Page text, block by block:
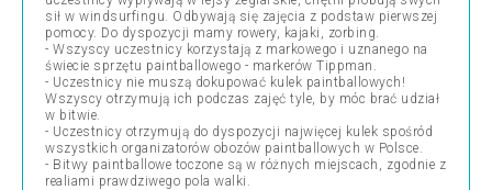
sił w windsurfingu. Odbywają się zajęcia z podstaw pierwszej
pomocy. Do dyspozycji mamy rowery, kajaki, zorbing.
- Wszyscy uczestnicy korzystają z markowego i uznanego na
świecie sprzętu paintballowego - markerów Tippman.
- Uczestnicy nie muszą dokupować kulek paintballowych!
Wszyscy otrzymują ich podczas zajęć tyle, by móc brać udział
w bitwie.
- Uczestnicy otrzymują do dyspozycji najwięcej kulek spośród
wszystkich organizatorów obozów paintballowych w Polsce.
- Bitwy paintballowe toczone są w różnych miejscach, zgodnie z
realiami prawdziwego pola walki.